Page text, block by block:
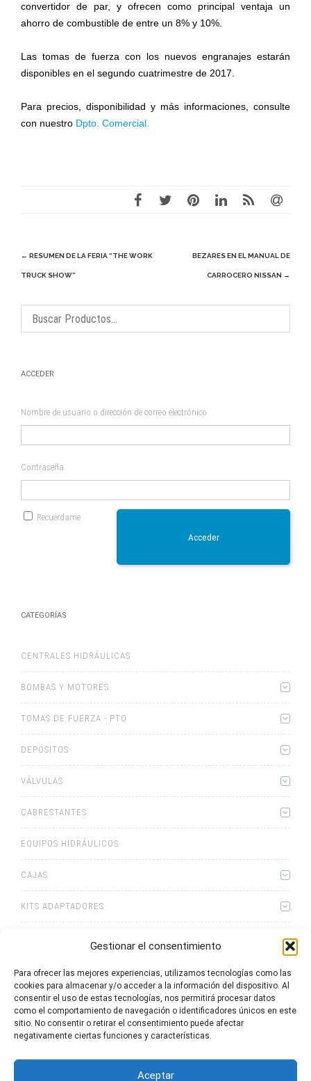
Gestionar el consentimiento
Para ofrecer las mejores experiencias, utilizamos tecnologías como las
cookies para almacenar y/o acceder a la información del dispositivo. Al
consentir el uso de estas tecnologías, nos permitirá procesar datos
como el comportamiento de navegación o identificadores únicos en este
sitio. No consentir o retirar el consentimiento puede afectar
negativamente ciertas funciones y características.
Aceptar
convertidor de par, y ofrecen como principal ventaja un
ahorro de combustible de entre un 8% y 10%.
Las tomas de fuerza con los nuevos engranajes estarán
disponibles en el segundo cuatrimestre de 2017.
Para precios, disponibilidad y más informaciones, consulte
con nuestro Dpto. Comercial.
Navegación
de
← RESUMEN DE LA FERIA “THE WORK
TRUCK SHOW”
BEZARES EN EL MANUAL DE
CARROCERO NISSAN →
ACCEDER
Nombre de usuario o dirección de correo electrónico
Contraseña
Recuérdame
Acceder
CATEGORÍAS
CENTRALES HIDRÁULICAS
BOMBAS Y MOTORES
TOMAS DE FUERZA - PTO
DEPÓSITOS
VÁLVULAS
CABRESTANTES
EQUIPOS HIDRÁULICOS
CAJAS
KITS ADAPTADORES
0artículosLista de cotizaciones